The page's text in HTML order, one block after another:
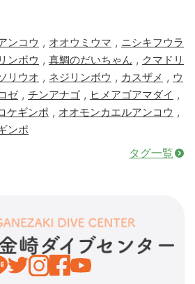
ンコウ , オオウミウマ , ニシキフウラ
ンボウ , 真鯛のだいちゃん , クマドリ
リウオ , ネジリンボウ , カスザメ , ウ
ゼ, チンアナゴ , ヒメアゴアマダイ ,
ケギンポ , オオモンカエルアンコウ ,
ンポ
タグ一覧